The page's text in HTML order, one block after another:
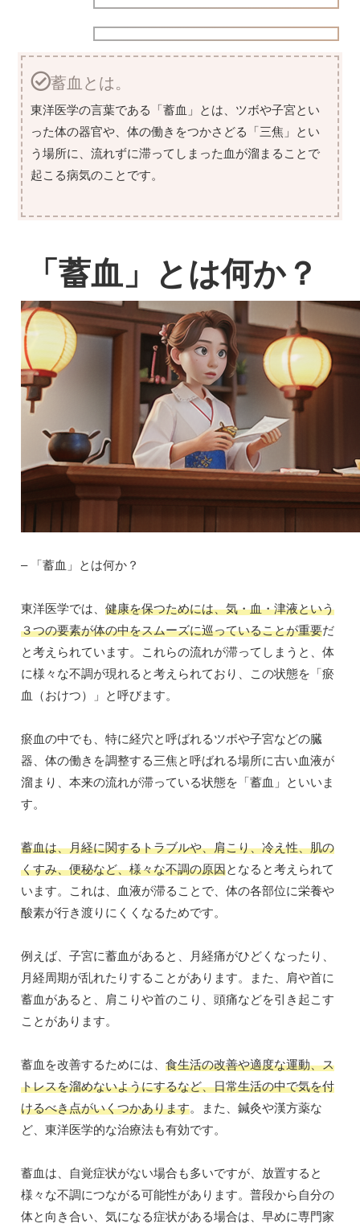
蓄血とは。
東洋医学の言葉である「蓄血」とは、ツボや子宮とい
った体の器官や、体の働きをつかさどる「三焦」とい
う場所に、流れずに滞ってしまった血が溜まることで
起こる病気のことです。
「蓄血」とは何か？
– 「蓄血」とは何か？
東洋医学では、 健康を保つためには、気・血・津液という
３つの要素が体の中をスムーズに巡っていることが重要だ
と考えられています。これらの流れが滞ってしまうと、体
に様々な不調が現れると考えられており、この状態を「瘀
血（おけつ）」と呼びます。
瘀血の中でも、特に経穴と呼ばれるツボや子宮などの臓
器、体の働きを調整する三焦と呼ばれる場所に古い血液が
溜まり、本来の流れが滞っている状態を「蓄血」といいま
す。
蓄血は、月経に関するトラブルや、肩こり、冷え性、肌の
くすみ、便秘など、様々な不調の原因となると考えられて
います。これは、血液が滞ることで、体の各部位に栄養や
酸素が行き渡りにくくなるためです。
例えば、子宮に蓄血があると、月経痛がひどくなったり、
月経周期が乱れたりすることがあります。また、肩や首に
蓄血があると、肩こりや首のこり、頭痛などを引き起こす
ことがあります。
蓄血を改善するためには、 食生活の改善や適度な運動、ス
トレスを溜めないようにするなど、日常生活の中で気を付
けるべき点がいくつかあります。また、鍼灸や漢方薬な
ど、東洋医学的な治療法も有効です。
蓄血は、自覚症状がない場合も多いですが、放置すると
様々な不調につながる可能性があります。普段から自分の
体と向き合い、気になる症状がある場合は、早めに専門家